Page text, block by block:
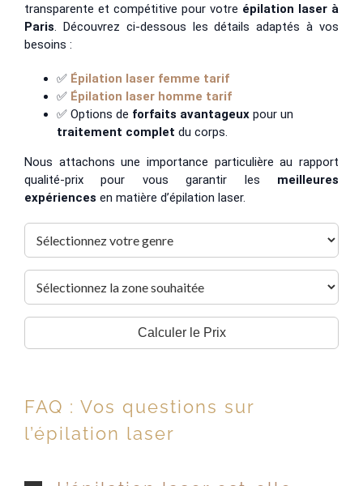
transparente et compétitive pour votre épilation laser à
Paris. Découvrez ci-dessous les détails adaptés à vos
besoins :
✅ Épilation laser femme tarif
✅ Épilation laser homme tarif
✅ Options de forfaits avantageux pour un
traitement complet du corps.
Nous attachons une importance particulière au rapport
qualité-prix pour vous garantir les meilleures
expériences en matière d’épilation laser.
Calculer le Prix
FAQ : Vos questions sur
l’épilation laser